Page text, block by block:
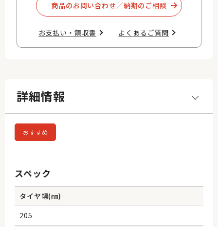
商品のお問い合わせ／納期のご相談​
お支払い・領収書​ よくあるご質問​
詳細情報
おすすめ
スペック
タイヤ幅(㎜)
205